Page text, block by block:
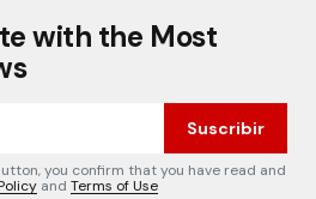
with the Most
Suscribir
you confirm that you have read and
and Terms of Use